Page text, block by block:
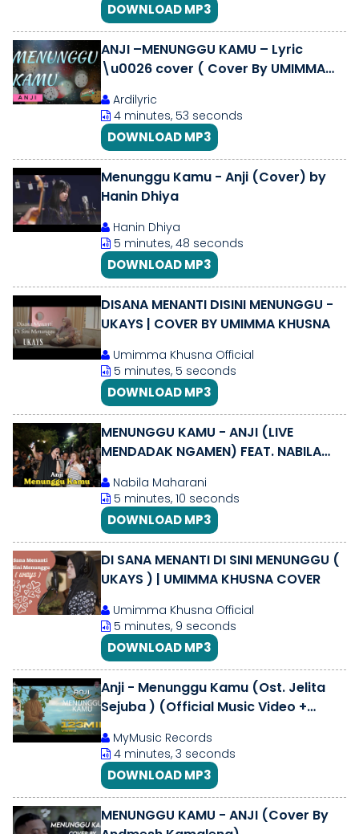
DOWNLOAD MP3
ANJI –MENUNGGU KAMU – Lyric
\u0026 cover ( Cover By UMIMMA
Ardilyric
4 minutes, 53 seconds
DOWNLOAD MP3
Menunggu Kamu - Anji (Cover) by
Hanin Dhiya
Hanin Dhiya
5 minutes, 48 seconds
DOWNLOAD MP3
DISANA MENANTI DISINI MENUNGGU -
UKAYS | COVER BY UMIMMA KHUSNA
Umimma Khusna Official
5 minutes, 5 seconds
DOWNLOAD MP3
MENUNGGU KAMU - ANJI (LIVE
MENDADAK NGAMEN) FEAT. NABILA
Nabila Maharani
5 minutes, 10 seconds
DOWNLOAD MP3
DI SANA MENANTI DI SINI MENUNGGU (
UKAYS ) | UMIMMA KHUSNA COVER
Umimma Khusna Official
5 minutes, 9 seconds
DOWNLOAD MP3
Anji - Menunggu Kamu (Ost. Jelita
Sejuba ) (Official Music Video +
MyMusic Records
4 minutes, 3 seconds
DOWNLOAD MP3
MENUNGGU KAMU - ANJI (Cover By